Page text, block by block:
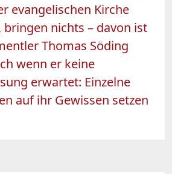
evangelischen Kirche
nichts – davon ist
Thomas Söding
wenn er keine
erwartet: Einzelne
auf ihr Gewissen setzen